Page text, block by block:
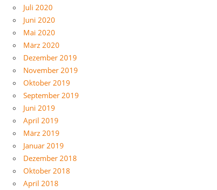
Juli 2020
Juni 2020
Mai 2020
März 2020
Dezember 2019
November 2019
Oktober 2019
September 2019
Juni 2019
April 2019
März 2019
Januar 2019
Dezember 2018
Oktober 2018
April 2018